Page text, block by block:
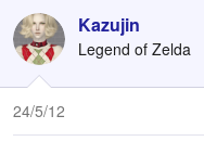
Kazujin
Legend of Zelda
24/5/12